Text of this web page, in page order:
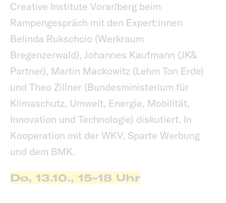
Creative Institute Vorarlberg beim
Rampengespräch mit den Expert:innen
Belinda Rukschcio (Werkraum
Bregenzerwald), Johannes Kaufmann (JK&
Partner), Martin Mackowitz (Lehm Ton Erde)
und Theo Zillner (Bundesministerium für
Klimaschutz, Umwelt, Energie, Mobilität,
Innovation und Technologie) diskutiert. In
Kooperation mit der WKV, Sparte Werbung
und dem BMK.
Do, 13.10., 15-18 Uhr